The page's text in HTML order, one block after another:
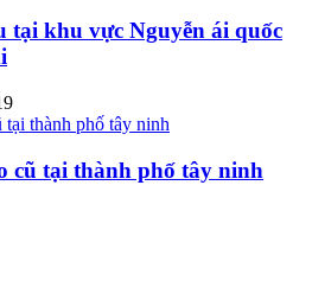
tại khu vực Nguyễn ái quốc
cũ tại thành phố tây ninh